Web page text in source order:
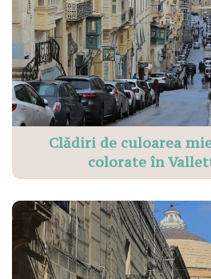
Clădiri de culoarea
colorate în